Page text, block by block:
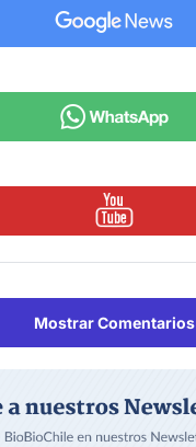
Mostrar Comentarios